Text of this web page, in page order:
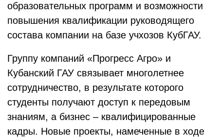
образовательных программ и возможности
повышения квалификации руководящего
состава компании на базе учхозов КубГАУ.
Группу компаний «Прогресс Агро» и
Кубанский ГАУ связывает многолетнее
сотрудничество, в результате которого
студенты получают доступ к передовым
знаниям, а бизнес – квалифицированные
кадры. Новые проекты, намеченные в ходе